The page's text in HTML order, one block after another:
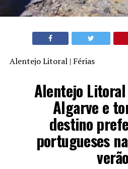
Alentejo Litoral | Férias
Alentejo
Algarve e
destino
portugueses
verão